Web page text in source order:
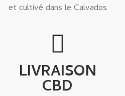
et cultivé dans le Calvados
LIVRAISON
CBD